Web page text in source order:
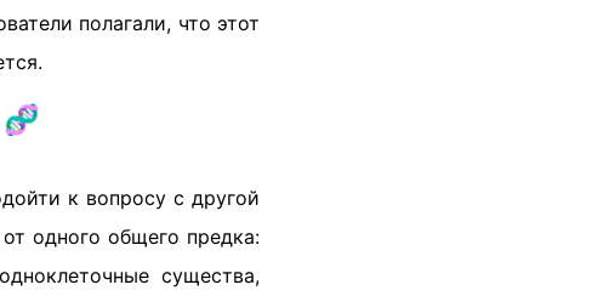
полагали, что этот
к вопросу с другой
одного общего предка:
существа,